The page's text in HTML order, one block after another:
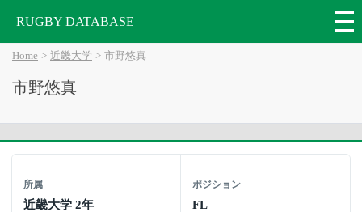
RUGBY DATABASE
Home 近畿大学 市野悠真
市野悠真
所属
近畿大学 2年
ポジション
FL